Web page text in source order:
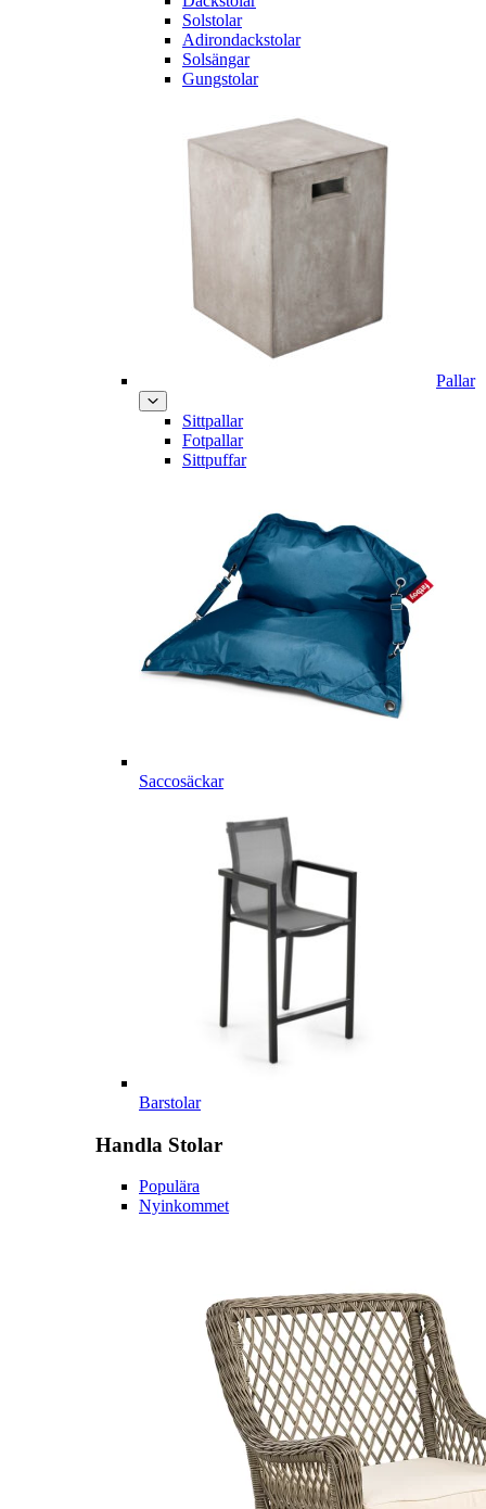
Solstolar
Adirondackstolar
Solsängar
Gungstolar
Pallar
Sittpallar
Fotpallar
Sittpuffar
Saccosäckar
Barstolar
Handla Stolar
Populära
Nyinkommet